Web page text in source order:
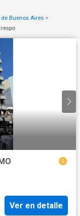
Buenos Aires >
Ver en detalle